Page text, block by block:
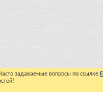
задаваемые вопросы по ссылке